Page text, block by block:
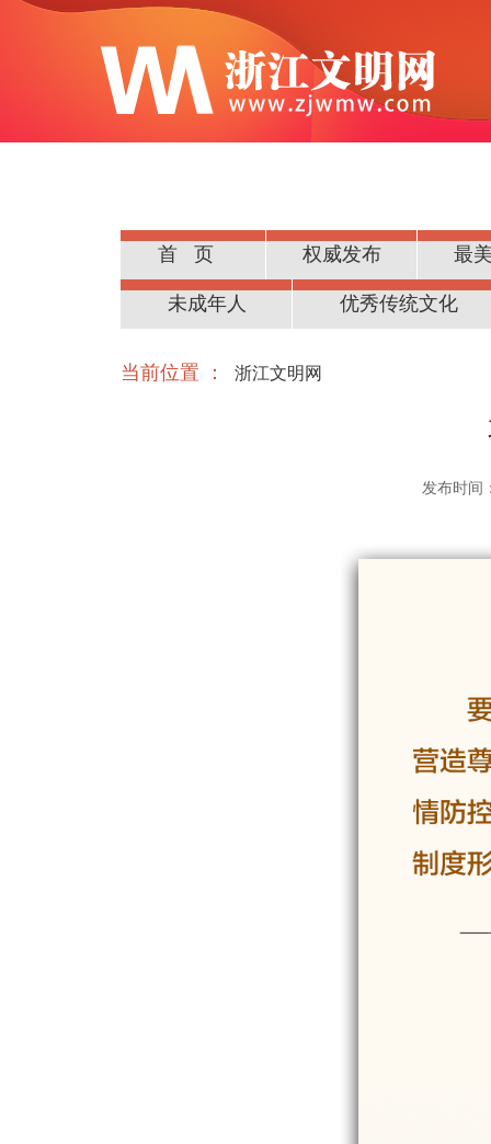
首页 权威发布 最
公民道德
未成年人 优秀传统文化
当前位置 ： 浙江文明网
发布时间